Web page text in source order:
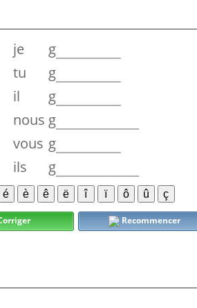
je
g
tu
g
il
g
nous g
vous g
ils
g
Recommencer